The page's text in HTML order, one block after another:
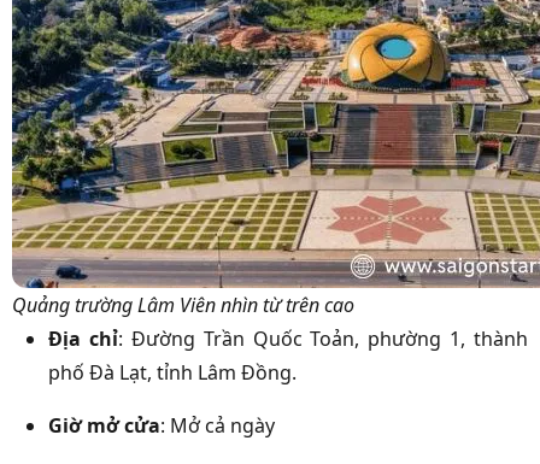
Quảng trường Lâm Viên nhìn từ trên cao
Địa chỉ: Đường Trần Quốc Toản, phường 1, thành
phố Đà Lạt, tỉnh Lâm Đồng.
Giờ mở cửa: Mở cả ngày